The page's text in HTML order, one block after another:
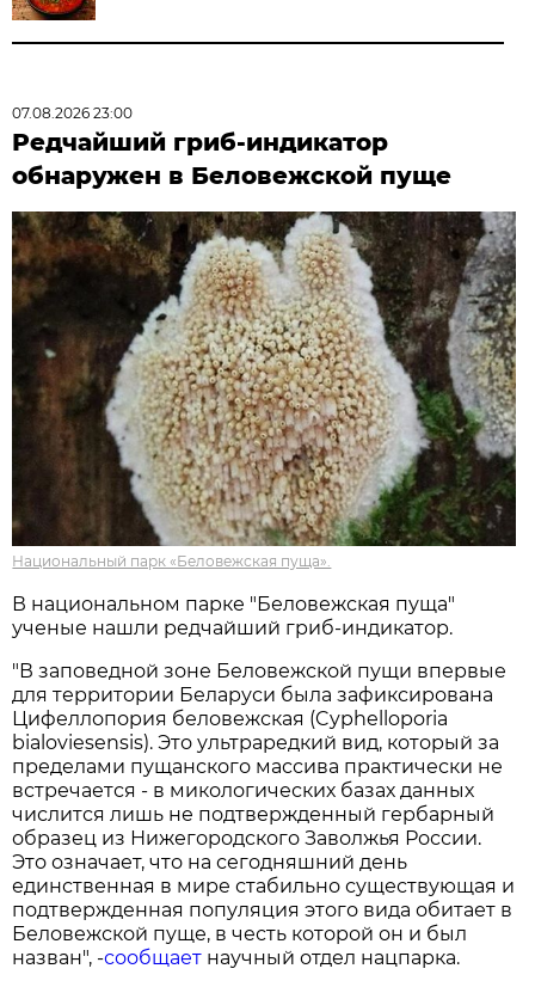
07.08.2026 23:00
Редчайший гриб-индикатор
обнаружен в Беловежской пуще
Национальный парк «Беловежская пуща».
В национальном парке "Беловежская пуща"
ученые нашли редчайший гриб-индикатор.
"В заповедной зоне Беловежской пущи впервые
для территории Беларуси была зафиксирована
Цифеллопория беловежская (Cyphelloporia
bialoviesensis). Это ультраредкий вид, который за
пределами пущанского массива практически не
встречается - в микологических базах данных
числится лишь не подтвержденный гербарный
образец из Нижегородского Заволжья России.
Это означает, что на сегодняшний день
единственная в мире стабильно существующая и
подтвержденная популяция этого вида обитает в
Беловежской пуще, в честь которой он и был
назван", -сообщает научный отдел нацпарка.